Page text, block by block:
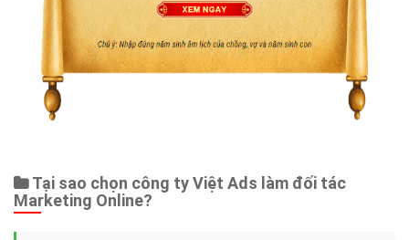
Tại sao chọn công ty Việt Ads làm đối tác
Marketing Online?